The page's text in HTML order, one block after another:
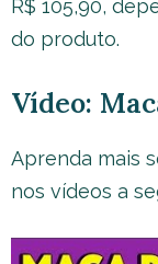
R$ 105,90,
do produto.
Vídeo:
Aprenda mais
nos vídeos a